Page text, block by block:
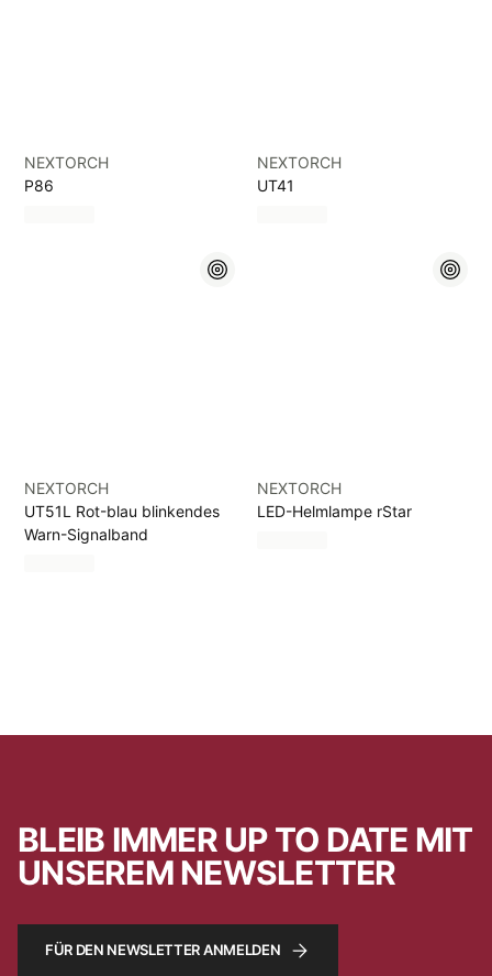
NEXTORCH
P86
NEXTORCH
UT41
NEXTORCH
UT51L Rot-blau blinkendes
Warn-Signalband
NEXTORCH
LED-Helmlampe rStar
BLEIB IMMER UP TO DATE MIT
UNSEREM NEWSLETTER
FÜR DEN NEWSLETTER ANMELDEN